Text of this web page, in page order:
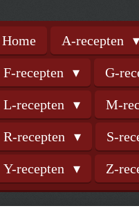
Home A-recepten
F-recepten G-
L-recepten M-
R-recepten S-
Y-recepten Z-